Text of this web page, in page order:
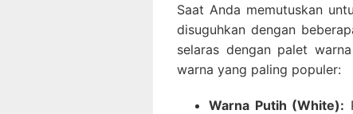
Saat Anda memutuskan
disuguhkan dengan
selaras dengan palet
warna yang paling populer:
Warna Putih (White):